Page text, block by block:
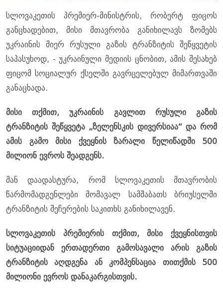
სლოვაკეთის პრემიერ-მინისტრის, რობერტ ფიცოს
განცხადებით, მისი მთავრობა განიხილავს ზომებს
უკრაინის მიერ რუსული გაზის ტრანზიტის შეწყვეტის
საპასუხოდ, - უკრაინული მედიის ცნობით, ამის შესახებ
ფიცომ სოციალურ ქსელში გავრცელებულ მიმართვაში
განაცხადა.
მისი თქმით, უკრაინის გავლით რუსული გაზის
ტრანზიტის შეწყვეტა „ზელენსკის დივერსიაა“ და რომ
ამის გამო მისი ქვეყნის ზარალი წელიწადში 500
მილიონ ევროს შეადგენს.
მან დაადასტურა, რომ სლოვაკეთის მთავრობის
წარმომადგენლები მომავალ სამშაბათს ბრიუსელში
ტრანზიტის შეჩერების საკითხს განიხილავენ.
სლოვაკეთის პრემიერის თქმით, მისი ქვეყნისთვის
სიტუაციიდან ერთადერთი გამოსავალი არის გაზის
ტრანზიტის აღდგენა ან კომპენსაცია თითქმის 500
მილიონი ევროს დანაკარგისთვის.